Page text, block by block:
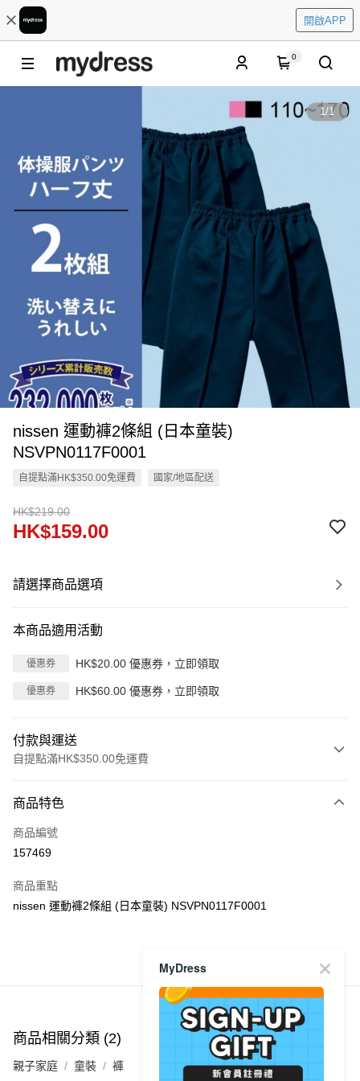
開啟APP
0
1/1
nissen 運動褲2條組 (日本童裝)
NSVPN0117F0001
自提點滿HK$350.00免運費 國家/地區配送
HK$219.00
HK$159.00
請選擇商品選項
本商品適用活動
優惠券 HK$20.00 優惠券，立即領取
優惠券 HK$60.00 優惠券，立即領取
付款與運送
自提點滿HK$350.00免運費
信用卡
Apple Pay
PayMe
每筆HK$40.00，滿HK$350.00或以上免運費
付款後順豐站及營業點
每筆HK$40.00，滿HK$350.00或以上免運費
商品特色
商品編號
157469
商品重點
nissen 運動褲2條組 (日本童裝) NSVPN0117F0001
商品推薦
商品相關分類 (2)
親子家庭 童裝 褲
MyDress